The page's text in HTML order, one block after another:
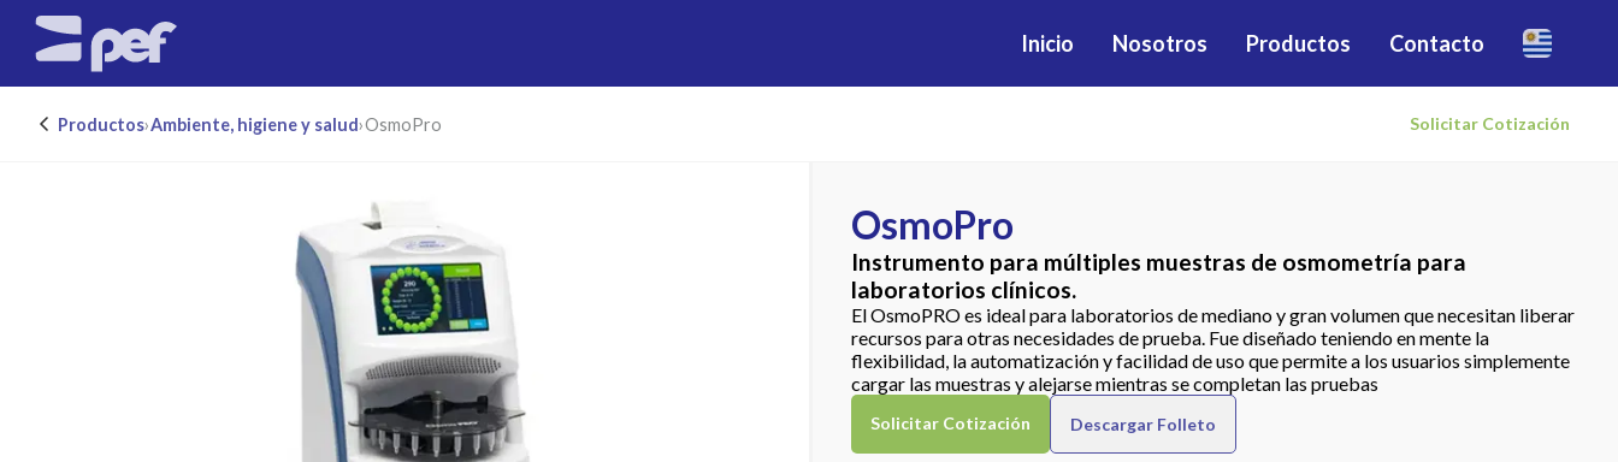
Inicio Nosotros Productos Contacto
Productos›Ambiente, higiene y salud›OsmoPro Solicitar Cotización
OsmoPro
Instrumento para múltiples muestras de osmometría para
laboratorios clínicos.
El OsmoPRO es ideal para laboratorios de mediano y gran volumen que necesitan liberar
recursos para otras necesidades de prueba. Fue diseñado teniendo en mente la
flexibilidad, la automatización y facilidad de uso que permite a los usuarios simplemente
cargar las muestras y alejarse mientras se completan las pruebas
Solicitar Cotización Descargar Folleto